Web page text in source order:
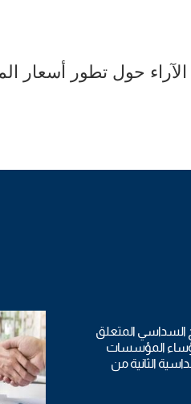
حول تطور أسعار
السداسي المتعلق
المؤسسات
الثانية من